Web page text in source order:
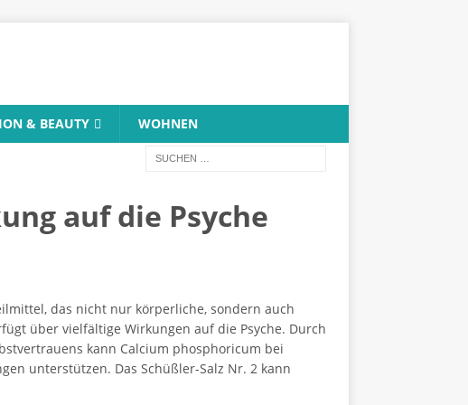
& BEAUTY WOHNEN
auf die Psyche
das nicht nur körperliche, sondern auch
über vielfältige Wirkungen auf die Psyche. Durch
kann Calcium phosphoricum bei
unterstützen. Das Schüßler-Salz Nr. 2 kann